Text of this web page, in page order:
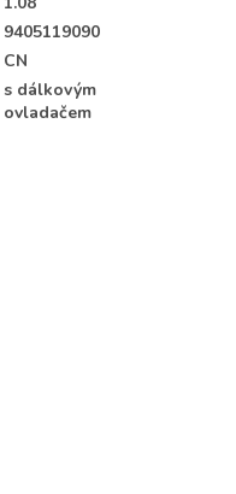
9405119090
CN
s dálkovým
ovladačem